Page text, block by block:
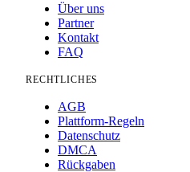
Über uns
Partner
Kontakt
FAQ
RECHTLICHES
AGB
Plattform-Regeln
Datenschutz
DMCA
Rückgaben